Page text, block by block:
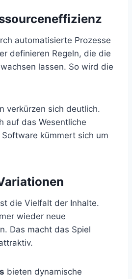
automatisierte Prozesse
definieren Regeln, die die
lassen. So wird die
verkürzen sich deutlich.
auf das Wesentliche
kümmert sich um
die Vielfalt der Inhalte.
wieder neue
Das macht das Spiel
bieten dynamische